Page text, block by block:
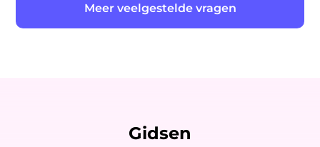
Meer veelgestelde vragen
Gidsen